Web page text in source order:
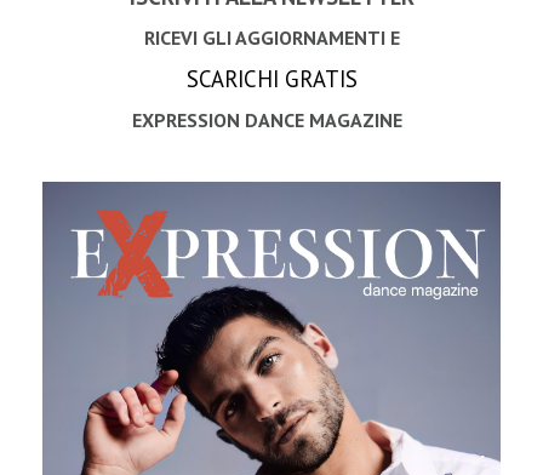
RICEVI GLI AGGIORNAMENTI E
SCARICHI GRATIS
EXPRESSION DANCE MAGAZINE